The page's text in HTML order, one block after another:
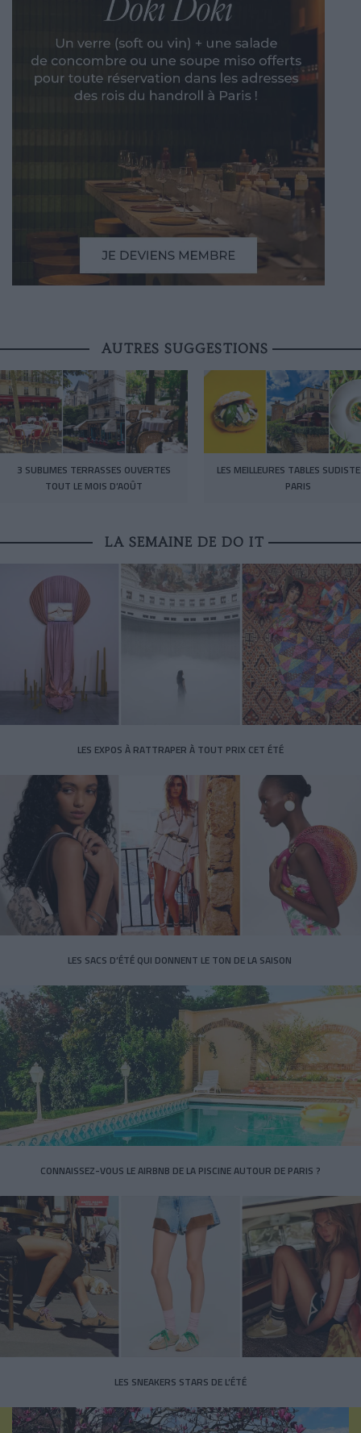
AUTRES SUGGESTIONS
3 SUBLIMES TERRASSES OUVERTES
TOUT LE MOIS D’AOÛT
LES MEILLEURES TABLES
PARIS
LA SEMAINE DE DO IT
LES EXPOS À RATTRAPER À TOUT PRIX CET ÉTÉ
LES SACS D’ÉTÉ QUI DONNENT LE TON DE LA SAISON
CONNAISSEZ-VOUS LE AIRBNB DE LA PISCINE AUTOUR DE PARIS ?
LES SNEAKERS STARS DE L’ÉTÉ